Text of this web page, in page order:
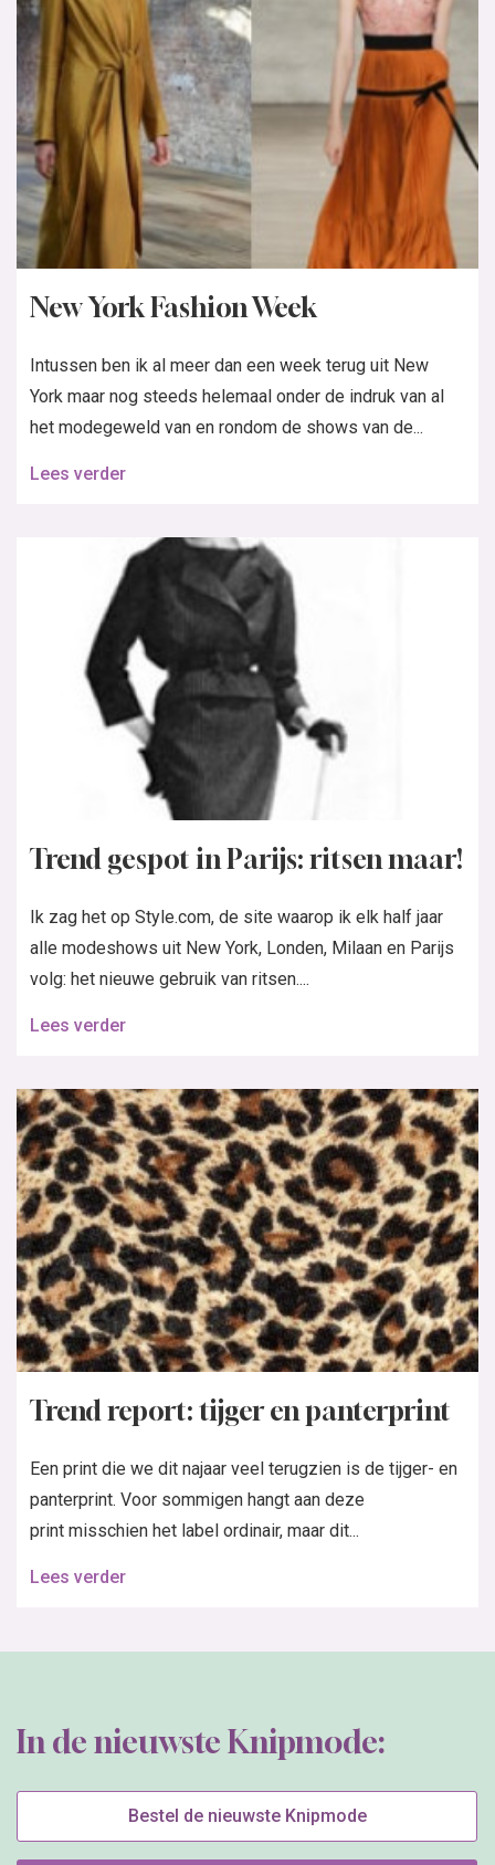
New York Fashion Week
Intussen ben ik al meer dan een week terug uit New
York maar nog steeds helemaal onder de indruk van al
het modegeweld van en rondom de shows van de...
Lees verder
Trend gespot in Parijs: ritsen maar!
Ik zag het op Style.com, de site waarop ik elk half jaar
alle modeshows uit New York, Londen, Milaan en Parijs
volg: het nieuwe gebruik van ritsen....
Lees verder
Trend report: tijger en panterprint
Een print die we dit najaar veel terugzien is de tijger- en
panterprint. Voor sommigen hangt aan deze
print misschien het label ordinair, maar dit...
Lees verder
In de nieuwste Knipmode:
Bestel de nieuwste Knipmode